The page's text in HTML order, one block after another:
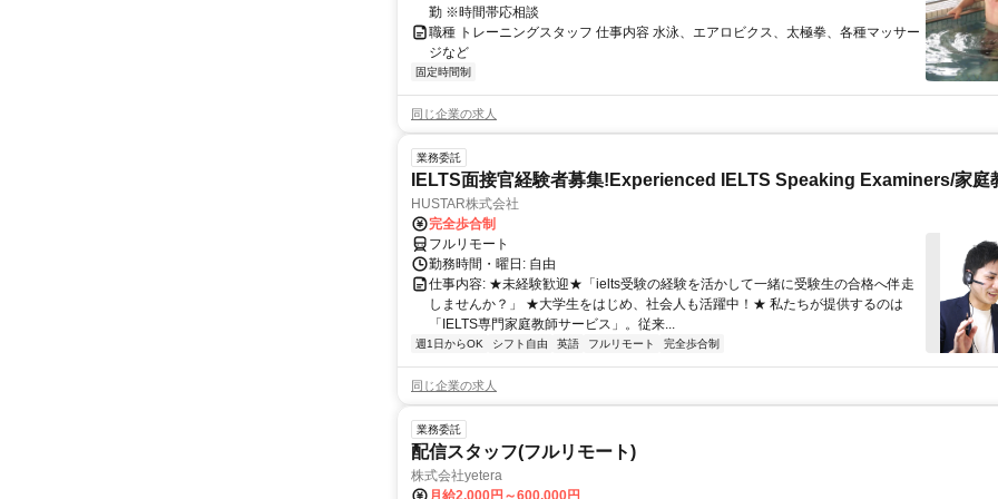
勤 ※時間帯応相談
職種 トレーニングスタッフ 仕事内容 水泳、エアロビクス、太極拳、各種マッサー
ジなど
固定時間制
同じ企業の求人
業務委託
IELTS面接官経験者募集!Experienced IELTS Speaking Examiners/家庭
HUSTAR株式会社
完全歩合制
フルリモート
勤務時間・曜日: 自由
仕事内容: ★未経験歓迎★「ielts受験の経験を活かして一緒に受験生の合格へ伴走
しませんか？」 ★大学生をはじめ、社会人も活躍中！★ 私たちが提供するのは
「IELTS専門家庭教師サービス」。従来...
週1日からOK シフト自由 英語 フルリモート 完全歩合制
同じ企業の求人
業務委託
配信スタッフ(フルリモート)
株式会社yetera
月給2,000円～600,000円